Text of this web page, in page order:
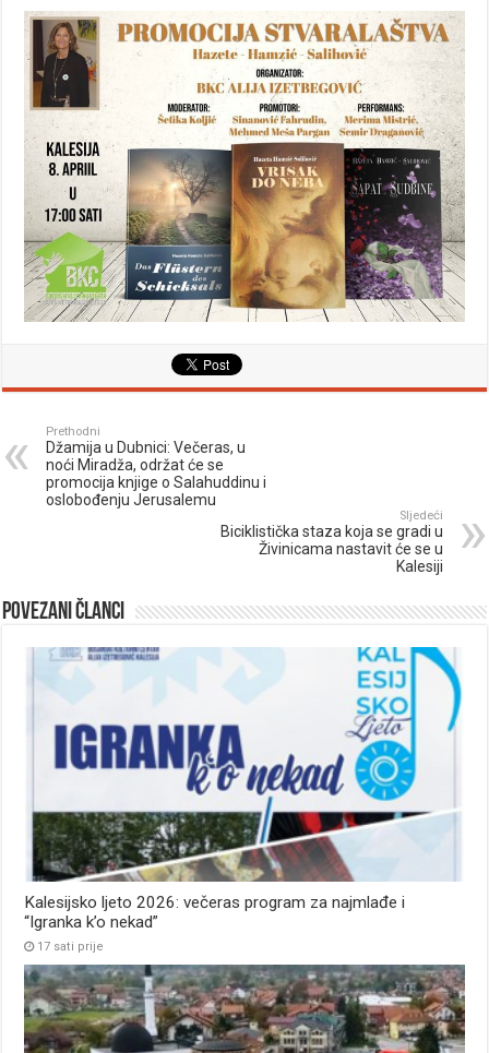
Prethodni
Džamija u Dubnici: Večeras, u
noći Miradža, održat će se
promocija knjige o Salahuddinu i
oslobođenju Jerusalemu
Sljedeći
Biciklistička staza koja se gradi u
Živinicama nastavit će se u
Kalesiji
Povezani članci
Kalesijsko ljeto 2026: večeras program za najmlađe i
“Igranka k’o nekad”
17 sati prije